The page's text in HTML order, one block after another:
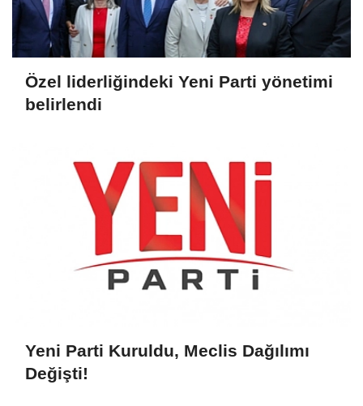
Özel liderliğindeki Yeni Parti yönetimi
belirlendi
Yeni Parti Kuruldu, Meclis Dağılımı
Değişti!